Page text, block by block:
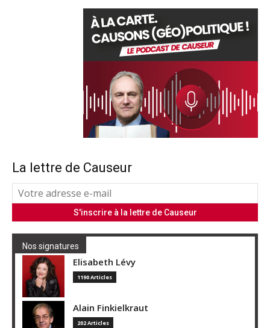
La lettre de Causeur
Nos signatures
Elisabeth Lévy
1190 Articles
Alain Finkielkraut
202 Articles